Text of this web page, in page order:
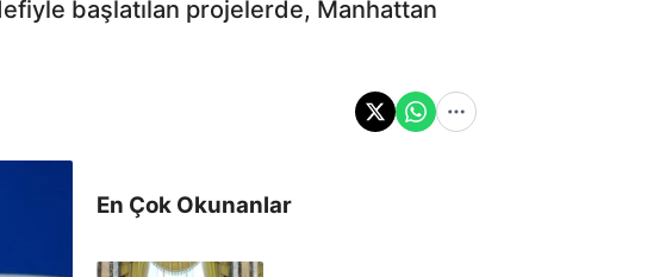
başlatılan projelerde, Manhattan
En Çok Okunanlar